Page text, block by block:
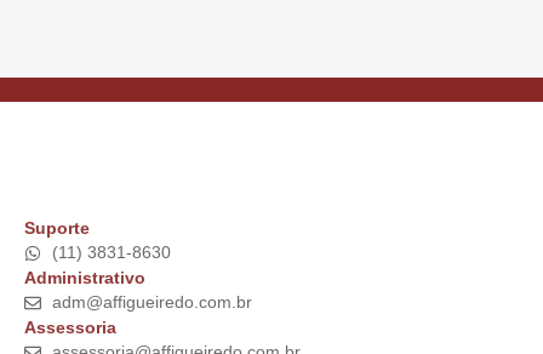
Suporte
(11) 3831-8630
Administrativo
adm@affigueiredo.com.br
Assessoria